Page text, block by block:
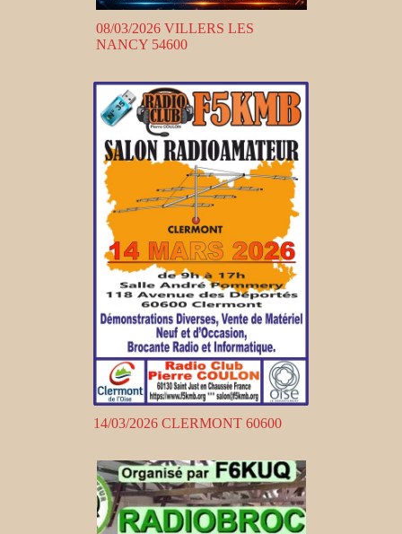
08/03/2026 VILLERS LES
NANCY 54600
14/03/2026 CLERMONT 60600